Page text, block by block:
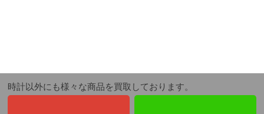
時計以外にも様々な商品を買取しております。